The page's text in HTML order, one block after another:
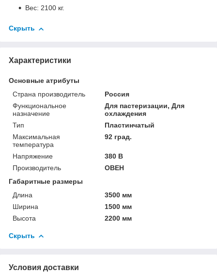
Вес: 2100 кг.
Скрыть
Характеристики
Основные атрибуты
Страна производитель
Россия
Функциональное
назначение
Для пастеризации, Для
охлаждения
Тип
Пластинчатый
Максимальная
температура
92 град.
Напряжение
380 В
Производитель
ОВЕН
Габаритные размеры
Длина
3500 мм
Ширина
1500 мм
Высота
2200 мм
Скрыть
Условия доставки